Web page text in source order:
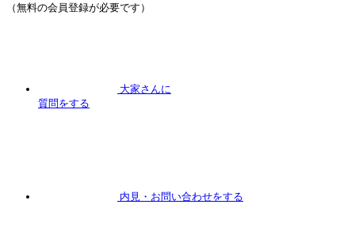
（無料の会員登録が必要です）
大家さんに
質問をする
内見 ・お問い合わせをする